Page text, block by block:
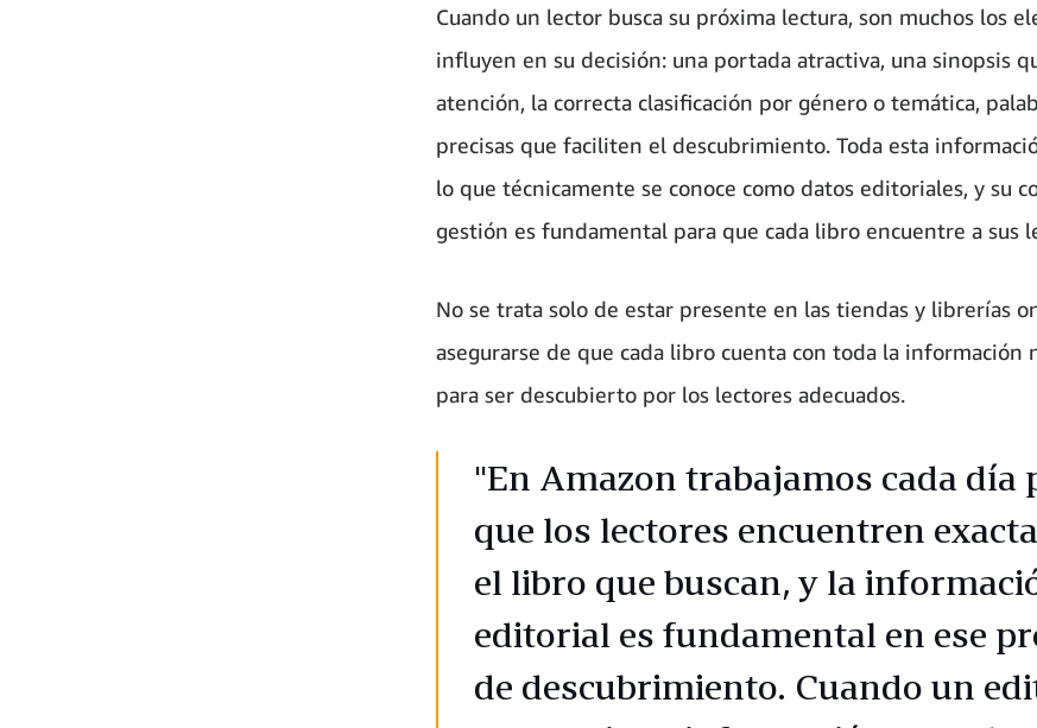
Cuando un lector busca su próxima lectura, son muchos los
influyen en su decisión: una portada atractiva, una sinopsis
atención, la correcta clasificación por género o temática,
precisas que faciliten el descubrimiento. Toda esta
lo que técnicamente se conoce como datos editoriales, y su
gestión es fundamental para que cada libro encuentre a sus
No se trata solo de estar presente en las tiendas y librerías
asegurarse de que cada libro cuenta con toda la información
para ser descubierto por los lectores adecuados.
"En Amazon trabajamos cada día
que los lectores encuentren
el libro que buscan, y la
editorial es fundamental en ese
de descubrimiento. Cuando un